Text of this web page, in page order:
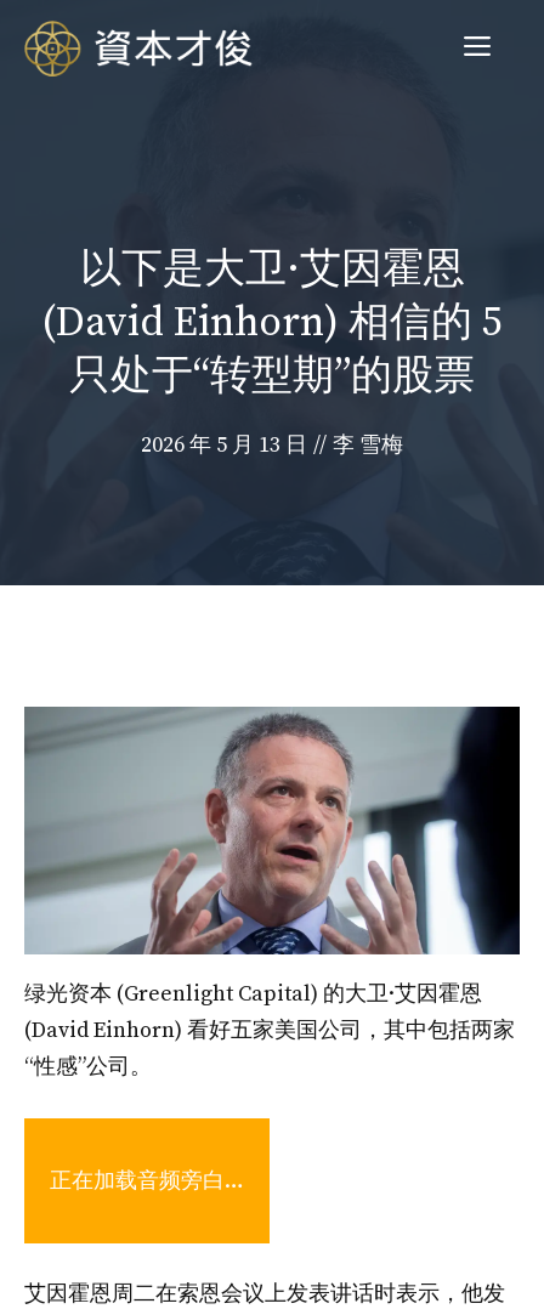
菜
以下是大卫·艾因霍恩
(David Einhorn) 相信的 5
只处于“转型期”的股票
2026 年 5 月 13 日 // 李 雪梅
绿光资本 (Greenlight Capital) 的大卫·艾因霍恩
(David Einhorn) 看好五家美国公司，其中包括两家
“性感”公司。
正在加载音频旁白…
艾因霍恩周二在索恩会议上发表讲话时表示，他发